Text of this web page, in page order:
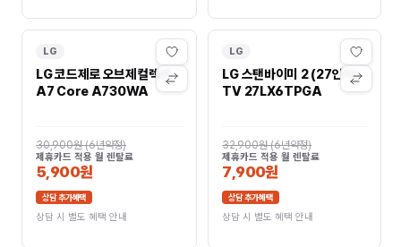
LG
LG 코드제로 오브제컬렉션
A7 Core A730WA
30,900원(6년약정)
제휴카드 적용 월 렌탈료
5,900원
상담 추가혜택
상담 시 별도 혜택 안내
LG
LG 스탠바이미 2 (27인치)
TV 27LX6TPGA
32,900원(6년약정)
제휴카드 적용 월 렌탈료
7,900원
상담 추가혜택
상담 시 별도 혜택 안내